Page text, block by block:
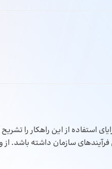
سازمان داشته باشد. از